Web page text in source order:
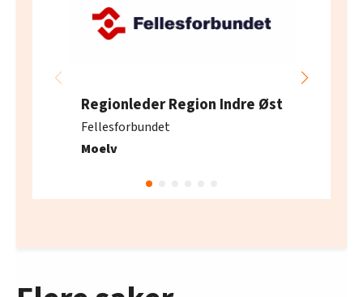
Regionleder Region Indre Øst
Fellesforbundet
Moelv